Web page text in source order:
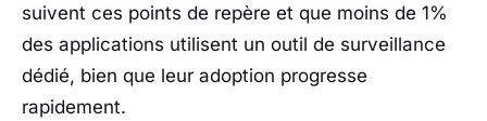
suivent ces points de repère et que moins de 1%
des applications utilisent un outil de surveillance
dédié, bien que leur adoption progresse
rapidement.